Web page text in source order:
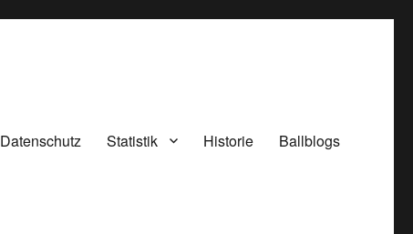
Datenschutz Statistik Historie Ballblogs